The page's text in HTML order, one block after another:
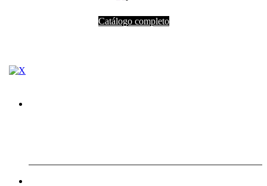
Catálogo completo